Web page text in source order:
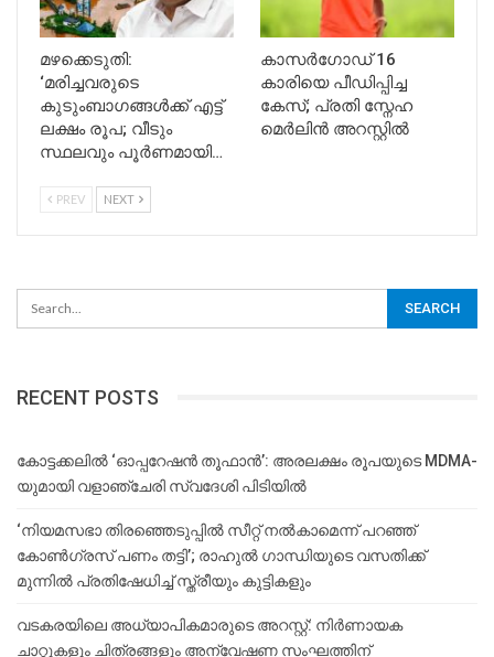
മഴക്കെടുതി:
‘മരിച്ചവരുടെ
കുടുംബാഗങ്ങൾക്ക് എട്ട്
ലക്ഷം രൂപ; വീടും
സ്ഥലവും പൂർണമായി…
കാസർഗോഡ് 16
കാരിയെ പീഡിപ്പിച്ച
കേസ്; പ്രതി സ്നേഹ
മെർലിൻ അറസ്റ്റിൽ
PREV NEXT
RECENT POSTS
കോട്ടക്കലിൽ ‘ഓപ്പറേഷൻ തൂഫാൻ’: അരലക്ഷം രൂപയുടെ MDMA-
യുമായി വളാഞ്ചേരി സ്വദേശി പിടിയിൽ
‘നിയമസഭാ തിരഞ്ഞെടുപ്പിൽ സീറ്റ് നൽകാമെന്ന് പറഞ്ഞ്
കോൺഗ്രസ് പണം തട്ടി’; രാഹുൽ ഗാന്ധിയുടെ വസതിക്ക്
മുന്നിൽ പ്രതിഷേധിച്ച് സ്ത്രീയും കുട്ടികളും
വടകരയിലെ അധ്യാപികമാരുടെ അറസ്റ്റ്: നിർണായക
ചാറ്റുകളും ചിത്രങ്ങളും അന്വേഷണ സംഘത്തിന്